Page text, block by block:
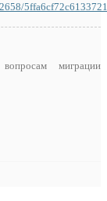
миграции